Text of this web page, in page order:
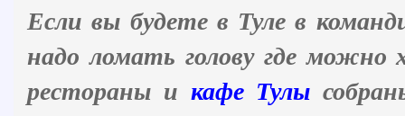
Если вы будете в Туле в
надо ломать голову где
рестораны и кафе Тулы